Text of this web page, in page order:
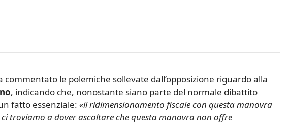
le polemiche sollevate dall’opposizione riguardo alla
, indicando che, nonostante siano parte del normale dibattito
fatto essenziale: «il ridimensionamento fiscale con questa manovra
troviamo a dover ascoltare che questa manovra non offre